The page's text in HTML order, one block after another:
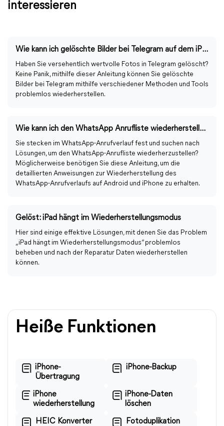
interessieren
Wie kann ich gelöschte Bilder bei Telegram auf dem iPhone wiederherstellen?
Haben Sie versehentlich wertvolle Fotos in Telegram gelöscht?
Keine Panik, mithilfe dieser Anleitung können Sie gelöschte
Bilder bei Telegram mithilfe verschiedener Methoden und Tools
problemlos wiederherstellen.
Wie kann ich den WhatsApp Anrufliste wiederherstellen?
Sie stecken im WhatsApp-Anrufverlauf fest und suchen nach
Lösungen, um den WhatsApp-Anrufliste wiederherzustellen?
Möglicherweise benötigen Sie diese Anleitung, um die
detaillierten Anweisungen zur Wiederherstellung des
WhatsApp-Anrufverlaufs auf Android und iPhone zu erhalten.
Gelöst: iPad hängt im Wiederherstellungsmodus
Hier sind einige effektive Lösungen, mit denen Sie das Problem
„iPad hängt im Wiederherstellungsmodus“ problemlos
beheben und nach der Reparatur Daten wiederherstellen
können.
Heiße Funktionen
iPhone-
Übertragung
iPhone-Backup
iPhone
wiederherstellung
iPhone-Daten
löschen
HEIC Konverter Fotoduplikation